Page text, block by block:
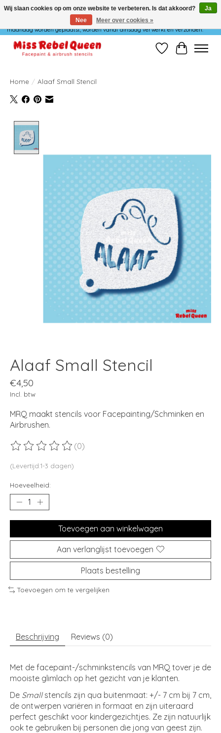
Wij verzenden niet op maandag. Bestellingen die in het weekend of op
maandag worden geplaatst, worden vanaf dinsdag verwerkt en verzonden.
Verlanglijst
Home / Alaaf Small Stencil
Alaaf Small Stencil
€4,50
Incl. btw
MRQ maakt stencils voor Facepainting/Schminken en
Airbrushen.
De beoordeling van dit product is
(0)
(Levertijd:1-3 dagen)
Hoeveelheid:
Toevoegen aan winkelwagen
Aan verlanglijst toevoegen
Plaats bestelling
Toevoegen om te vergelijken
Beschrijving Reviews (0)
Met de facepaint-/schminkstencils van MRQ tover je de
mooiste glimlach op het gezicht van je klanten.
De Small stencils zijn qua buitenmaat: +/- 7 cm bij 7 cm,
de ontwerpen variëren in formaat en zijn uiteraard
perfect geschikt voor kindergezichtjes. Ze zijn natuurlijk
ook te gebruiken bij personen die jong van geest zijn.
Wij slaan cookies op om onze website te verbeteren. Is dat akkoord?
Ja
Nee
Meer over cookies »